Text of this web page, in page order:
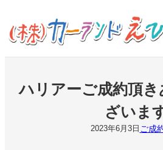
を
ス
キ
ハリアーご成約頂
ざいま
2023年6月3日 ご成